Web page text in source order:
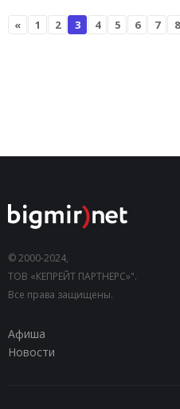
« 1 2 3 4 5 6 7 8
© 2000-2024,
ТОВ «КЕПРЕЙТ ПАРТНЕРС»".
Все права защищены.
Афиша
Новости